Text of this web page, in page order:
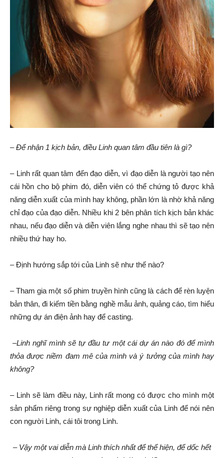
–Để nhận 1 kịch bản, điều Linh quan tâm đầu tiên là gì?
– Linh rất quan tâm đến đạo diễn, vì đạo diễn là người tạo nên
cái hồn cho bộ phim đó, diễn viên có thể chứng tỏ được khả
năng diễn xuất của mình hay không, phần lớn là nhờ khả năng
chỉ đạo của đạo diễn. Nhiều khi 2 bên phân tích kịch bản khác
nhau, nếu đạo diễn và diễn viên lắng nghe nhau thì sẽ tạo nên
nhiều thứ hay ho.
– Định hướng sắp tới của Linh sẽ như thế nào?
– Tham gia một số phim truyền hình cũng là cách để rèn luyện
bản thân, đi kiếm tiền bằng nghề mẫu ảnh, quảng cáo, tìm hiểu
những dự án điện ảnh hay để casting.
–Linh nghĩ mình sẽ tự đầu tư một cái dự án nào đó để mình
thỏa được niềm đam mê của mình và ý tưởng của mình hay
không?
– Linh sẽ làm điều này, Linh rất mong có được cho mình một
sản phẩm riêng trong sự nghiệp diễn xuất của Linh để nói nên
con người Linh, cái tôi trong Linh.
–Vậy một vai diễn mà Linh thích nhất để thể hiện, để dốc hết